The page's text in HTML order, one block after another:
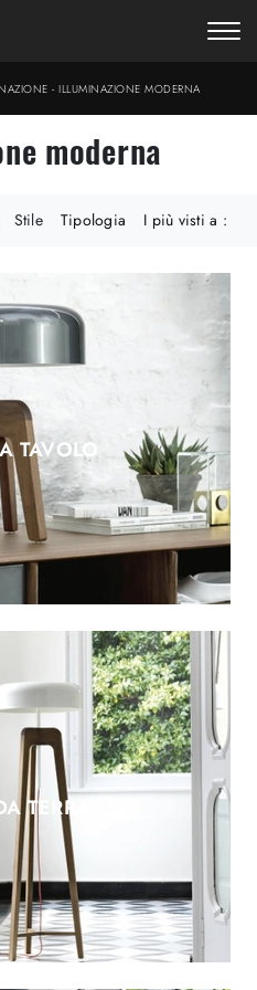
-ILLUMINAZIONE MODERNA
moderna
Stile Tipologia I più visti a :
TAVOLO
TERRA